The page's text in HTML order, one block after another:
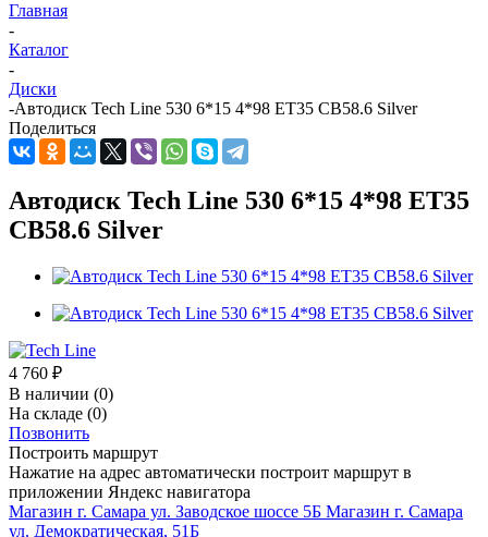
Главная
-
Каталог
-
Диски
-Автодиск Tech Line 530 6*15 4*98 ET35 CB58.6 Silver
Поделиться
Автодиск Tech Line 530 6*15 4*98 ET35
CB58.6 Silver
4 760 ₽
В наличии (0)
На складе (0)
Позвонить
Построить маршрут
Нажатие на адрес автоматически построит маршрут в
приложении Яндекс навигатора
Магазин г. Самара ул. Заводское шоссе 5Б Магазин г. Самара
ул. Демократическая, 51Б